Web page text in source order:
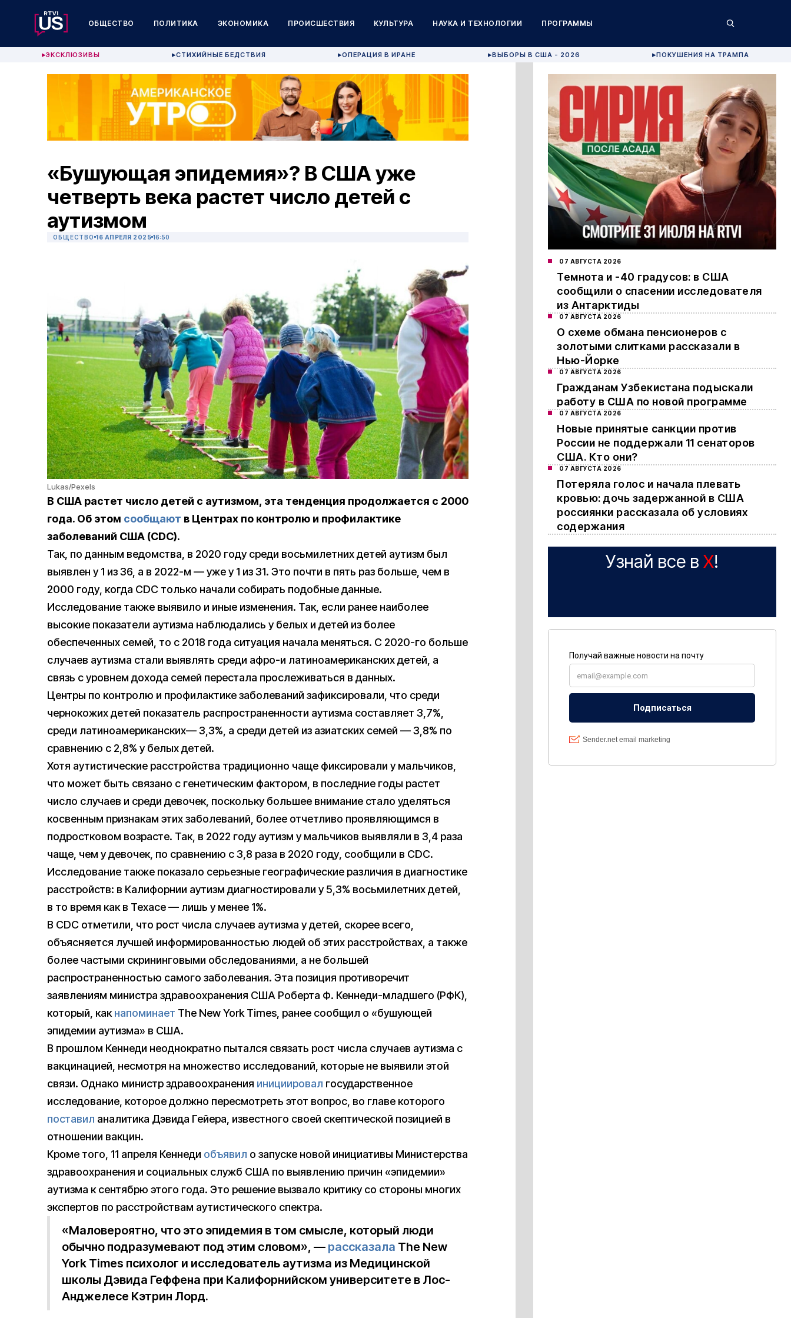
ОБЩЕСТВО ПОЛИТИКА ЭКОНОМИКА ПРОИСШЕСТВИЯ КУЛЬТУРА НАУКА И ТЕХНОЛОГИИ ПРОГРАММЫ
▶ЭКСКЛЮЗИВЫ ▶СТИХИЙНЫЕ БЕДСТВИЯ ▶ОПЕРАЦИЯ В ИРАНЕ ▶ВЫБОРЫ В США - 2026 ▶ПОКУШЕНИЯ НА ТРАМПА
«Бушующая эпидемия»? В США уже
четверть века растет число детей с
аутизмом
ОБЩЕСТВО 16 АПРЕЛЯ 2025 16:50
Lukas/Pexels
В США растет число детей с аутизмом, эта тенденция продолжается с 2000
года. Об этом сообщают в Центрах по контролю и профилактике
заболеваний США (CDC).
Так, по данным ведомства, в 2020 году среди восьмилетних детей аутизм был
выявлен у 1 из 36, а в 2022-м — уже у 1 из 31. Это почти в пять раз больше, чем в
2000 году, когда CDC только начали собирать подобные данные.
Исследование также выявило и иные изменения. Так, если ранее наиболее
высокие показатели аутизма наблюдались у белых и детей из более
обеспеченных семей, то с 2018 года ситуация начала меняться. С 2020-го больше
случаев аутизма стали выявлять среди афро-и латиноамериканских детей, а
связь с уровнем дохода семей перестала прослеживаться в данных.
Центры по контролю и профилактике заболеваний зафиксировали, что среди
чернокожих детей показатель распространенности аутизма составляет 3,7%,
среди латиноамериканских— 3,3%, а среди детей из азиатских семей — 3,8% по
сравнению с 2,8% у белых детей.
Хотя аутистические расстройства традиционно чаще фиксировали у мальчиков,
что может быть связано с генетическим фактором, в последние годы растет
число случаев и среди девочек, поскольку большее внимание стало уделяться
косвенным признакам этих заболеваний, более отчетливо проявляющимся в
подростковом возрасте. Так, в 2022 году аутизм у мальчиков выявляли в 3,4 раза
чаще, чем у девочек, по сравнению с 3,8 раза в 2020 году, сообщили в CDC.
Исследование также показало серьезные географические различия в диагностике
расстройств: в Калифорнии аутизм диагностировали у 5,3% восьмилетних детей,
в то время как в Техасе — лишь у менее 1%.
В CDC отметили, что рост числа случаев аутизма у детей, скорее всего,
объясняется лучшей информированностью людей об этих расстройствах, а также
более частыми скрининговыми обследованиями, а не большей
распространенностью самого заболевания. Эта позиция противоречит
заявлениям министра здравоохранения США Роберта Ф. Кеннеди-младшего (РФК),
который, какнапоминает The New York Times, ранее сообщил о «бушующей
эпидемии аутизма» в США.
В прошлом Кеннеди неоднократно пытался связать рост числа случаев аутизма с
вакцинацией, несмотря на множество исследований, которые не выявили этой
связи. Однако министр здравоохранения инициировал государственное
исследование, которое должно пересмотреть этот вопрос, во главе которого
поставил аналитика Дэвида Гейера, известного своей скептической позицией в
отношении вакцин.
Кроме того, 11 апреля Кеннеди объявил о запуске новой инициативы Министерства
здравоохранения и социальных служб США по выявлению причин «эпидемии»
аутизма к сентябрю этого года. Это решение вызвало критику со стороны многих
экспертов по расстройствам аутистического спектра.
«Маловероятно, что это эпидемия в том смысле, который люди
обычно подразумевают под этим словом», — рассказала The New
York Times психолог и исследователь аутизма из Медицинской
школы Дэвида Геффена при Калифорнийском университете в Лос-
Анджелесе Кэтрин Лорд.
07 АВГУСТА 2026
Темнота и -40 градусов: в США
сообщили о спасении исследователя
из Антарктиды
07 АВГУСТА 2026
О схеме обмана пенсионеров с
золотыми слитками рассказали в
Нью-Йорке
07 АВГУСТА 2026
Гражданам Узбекистана подыскали
работу в США по новой программе
07 АВГУСТА 2026
Новые принятые санкции против
России не поддержали 11 сенаторов
США. Кто они?
07 АВГУСТА 2026
Потеряла голос и начала плевать
кровью: дочь задержанной в США
россиянки рассказала об условиях
содержания
Узнай все в X!